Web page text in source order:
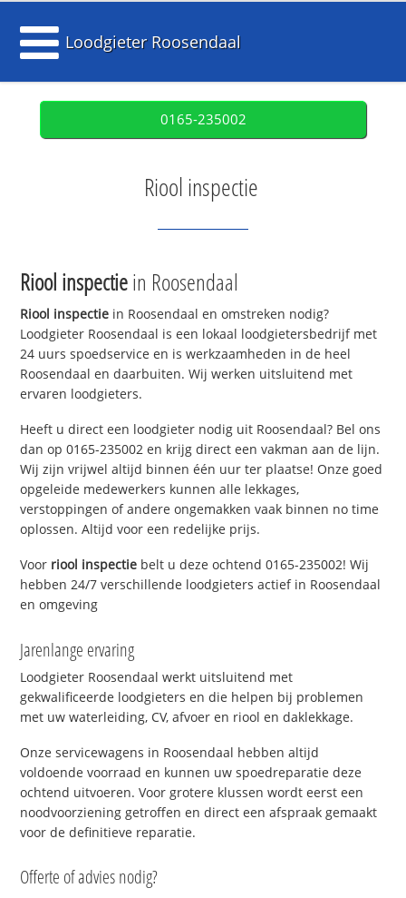
Loodgieter Roosendaal
0165-235002
Riool inspectie
Riool inspectiein Roosendaal
Riool inspectie in Roosendaal en omstreken nodig?
Loodgieter Roosendaal is een lokaal loodgietersbedrijf met
24 uurs spoedservice en is werkzaamheden in de heel
Roosendaal en daarbuiten. Wij werken uitsluitend met
ervaren loodgieters.
Heeft u direct een loodgieter nodig uit Roosendaal? Bel ons
dan op 0165-235002 en krijg direct een vakman aan de lijn.
Wij zijn vrijwel altijd binnen één uur ter plaatse! Onze goed
opgeleide medewerkers kunnen alle lekkages,
verstoppingen of andere ongemakken vaak binnen no time
oplossen. Altijd voor een redelijke prijs.
Voor riool inspectie belt u deze ochtend 0165-235002! Wij
hebben 24/7 verschillende loodgieters actief in Roosendaal
en omgeving
Jarenlange ervaring
Loodgieter Roosendaal werkt uitsluitend met
gekwalificeerde loodgieters en die helpen bij problemen
met uw waterleiding, CV, afvoer en riool en daklekkage.
Onze servicewagens in Roosendaal hebben altijd
voldoende voorraad en kunnen uw spoedreparatie deze
ochtend uitvoeren. Voor grotere klussen wordt eerst een
noodvoorziening getroffen en direct een afspraak gemaakt
voor de definitieve reparatie.
Offerte of advies nodig?